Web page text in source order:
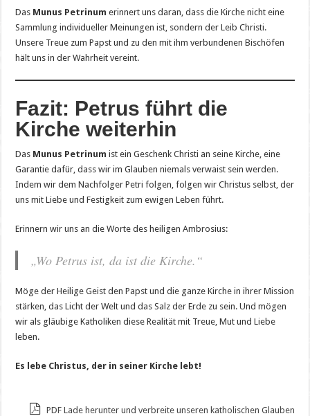
Das Munus Petrinum erinnert uns daran, dass die Kirche nicht eine
Sammlung individueller Meinungen ist, sondern der Leib Christi.
Unsere Treue zum Papst und zu den mit ihm verbundenen Bischöfen
hält uns in der Wahrheit vereint.
Fazit: Petrus führt die
Kirche weiterhin
Das Munus Petrinum ist ein Geschenk Christi an seine Kirche, eine
Garantie dafür, dass wir im Glauben niemals verwaist sein werden.
Indem wir dem Nachfolger Petri folgen, folgen wir Christus selbst, der
uns mit Liebe und Festigkeit zum ewigen Leben führt.
Erinnern wir uns an die Worte des heiligen Ambrosius:
„Wo Petrus ist, da ist die Kirche.“
Möge der Heilige Geist den Papst und die ganze Kirche in ihrer Mission
stärken, das Licht der Welt und das Salz der Erde zu sein. Und mögen
wir als gläubige Katholiken diese Realität mit Treue, Mut und Liebe
leben.
Es lebe Christus, der in seiner Kirche lebt!
PDF Lade herunter und verbreite unseren katholischen Glauben